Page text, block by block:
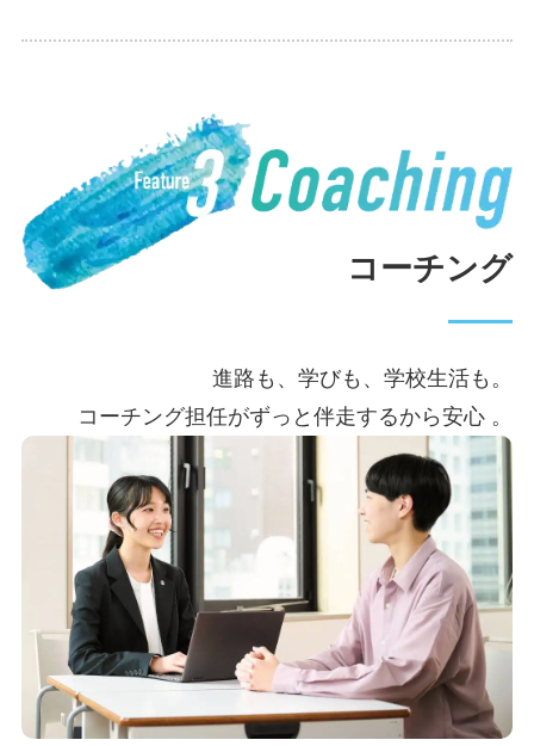
コーチング
進路も、学びも、学校生活も。
コーチング担任がずっと伴走するから安心 。